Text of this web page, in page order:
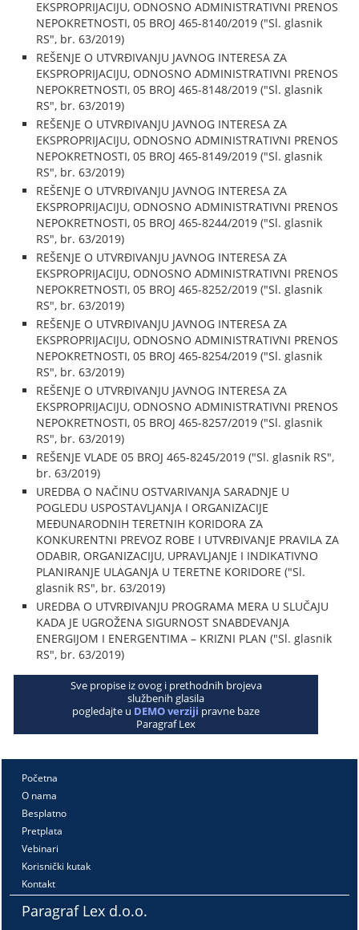
EKSPROPRIJACIJU, ODNOSNO ADMINISTRATIVNI PRENOS
NEPOKRETNOSTI, 05 BROJ 465-8140/2019 ("Sl. glasnik
RS", br. 63/2019)
REŠENJE O UTVRĐIVANJU JAVNOG INTERESA ZA
EKSPROPRIJACIJU, ODNOSNO ADMINISTRATIVNI PRENOS
NEPOKRETNOSTI, 05 BROJ 465-8148/2019 ("Sl. glasnik
RS", br. 63/2019)
REŠENJE O UTVRĐIVANJU JAVNOG INTERESA ZA
EKSPROPRIJACIJU, ODNOSNO ADMINISTRATIVNI PRENOS
NEPOKRETNOSTI, 05 BROJ 465-8149/2019 ("Sl. glasnik
RS", br. 63/2019)
REŠENJE O UTVRĐIVANJU JAVNOG INTERESA ZA
EKSPROPRIJACIJU, ODNOSNO ADMINISTRATIVNI PRENOS
NEPOKRETNOSTI, 05 BROJ 465-8244/2019 ("Sl. glasnik
RS", br. 63/2019)
REŠENJE O UTVRĐIVANJU JAVNOG INTERESA ZA
EKSPROPRIJACIJU, ODNOSNO ADMINISTRATIVNI PRENOS
NEPOKRETNOSTI, 05 BROJ 465-8252/2019 ("Sl. glasnik
RS", br. 63/2019)
REŠENJE O UTVRĐIVANJU JAVNOG INTERESA ZA
EKSPROPRIJACIJU, ODNOSNO ADMINISTRATIVNI PRENOS
NEPOKRETNOSTI, 05 BROJ 465-8254/2019 ("Sl. glasnik
RS", br. 63/2019)
REŠENJE O UTVRĐIVANJU JAVNOG INTERESA ZA
EKSPROPRIJACIJU, ODNOSNO ADMINISTRATIVNI PRENOS
NEPOKRETNOSTI, 05 BROJ 465-8257/2019 ("Sl. glasnik
RS", br. 63/2019)
REŠENJE VLADE 05 BROJ 465-8245/2019 ("Sl. glasnik RS",
br. 63/2019)
UREDBA O NAČINU OSTVARIVANJA SARADNJE U
POGLEDU USPOSTAVLJANJA I ORGANIZACIJE
MEĐUNARODNIH TERETNIH KORIDORA ZA
KONKURENTNI PREVOZ ROBE I UTVRĐIVANJE PRAVILA ZA
ODABIR, ORGANIZACIJU, UPRAVLJANJE I INDIKATIVNO
PLANIRANJE ULAGANJA U TERETNE KORIDORE ("Sl.
glasnik RS", br. 63/2019)
UREDBA O UTVRĐIVANJU PROGRAMA MERA U SLUČAJU
KADA JE UGROŽENA SIGURNOST SNABDEVANJA
ENERGIJOM I ENERGENTIMA – KRIZNI PLAN ("Sl. glasnik
RS", br. 63/2019)
Sve propise iz ovog i prethodnih brojeva
službenih glasila
pogledajte u DEMO verziji pravne baze
Paragraf Lex
Početna
O nama
Besplatno
Pretplata
Vebinari
Korisnički kutak
Kontakt
Paragraf Lex d.o.o.